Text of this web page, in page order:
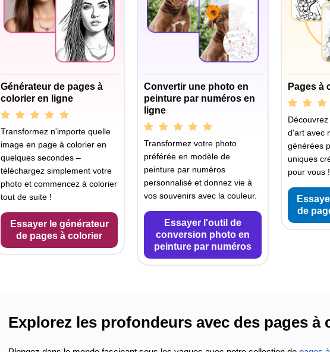
Générateur de pages à
colorier en ligne
Transformez n'importe quelle
image en page à colorier en
quelques secondes –
téléchargez simplement votre
photo et commencez à colorier
tout de suite !
Essayer le générateur
de pages à colorier
Convertir une photo en
peinture par numéros en
ligne
Transformez votre photo
préférée en modèle de
peinture par numéros
personnalisé et donnez vie à
vos souvenirs avec la couleur.
Essayer l'outil de
conversion photo en
peinture par numéros
Pages à
d'art avec
générées
uniques
pour vous !
de
Explorez les profondeurs avec des pages